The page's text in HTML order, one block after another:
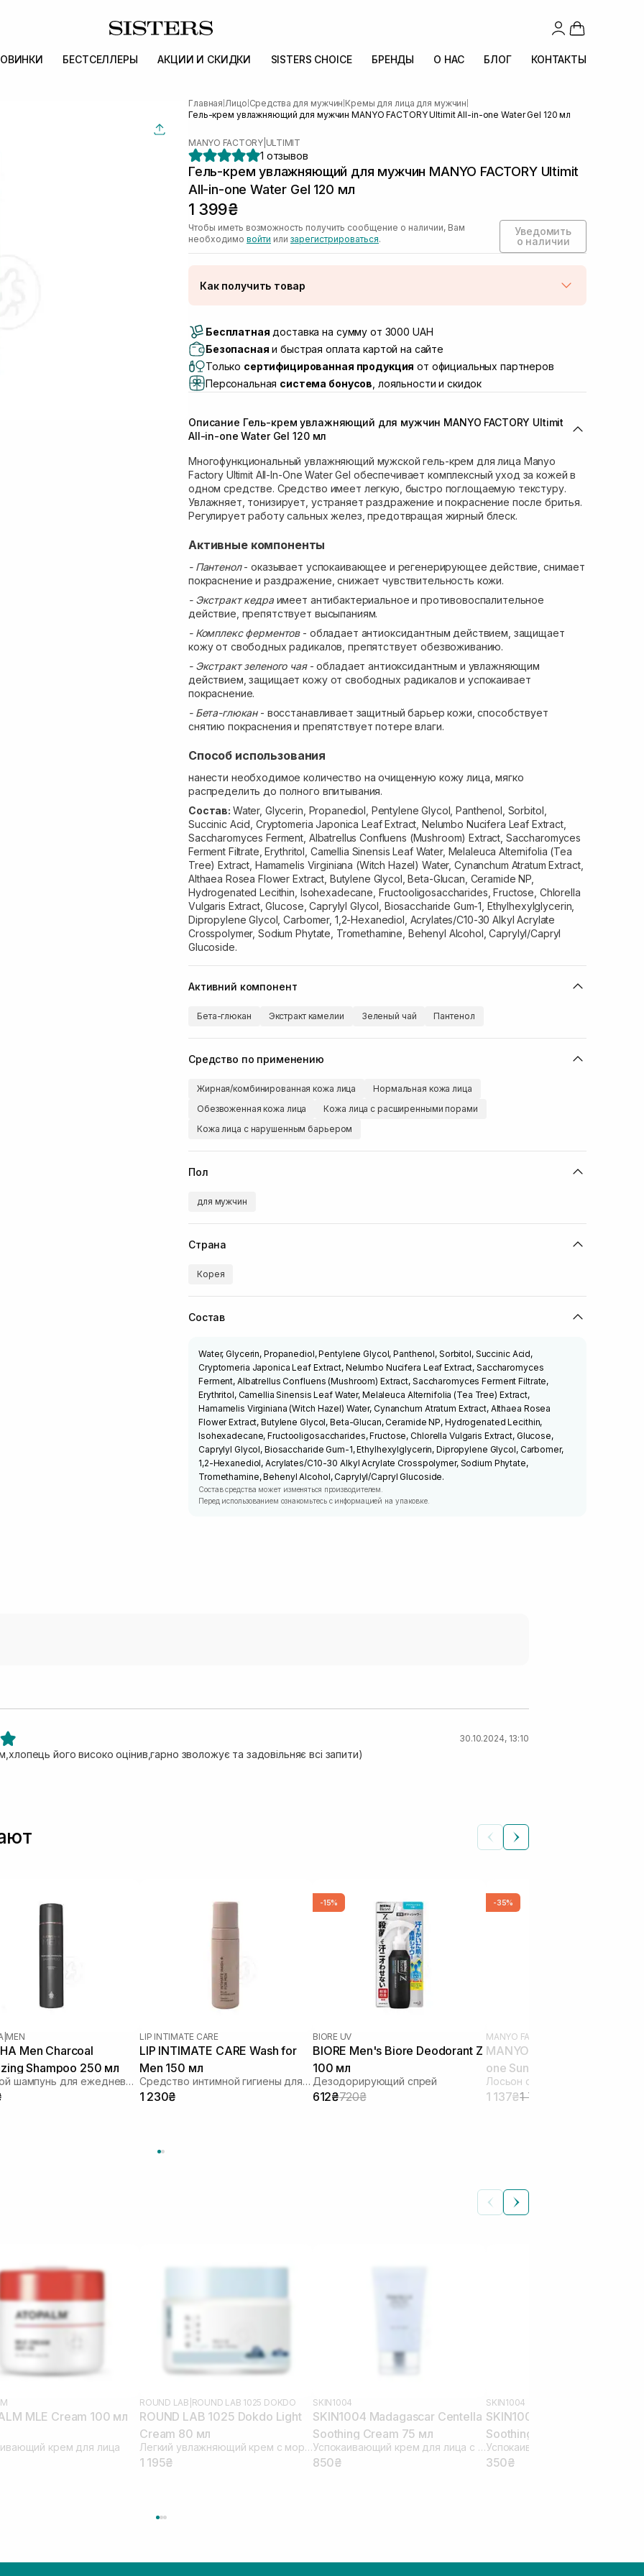
БЕСТСЕЛЛЕРЫ АКЦИИ И СКИДКИ SISTERS CHOICE БРЕНДЫ О НАС БЛОГ КОНТАКТЫ
Главная Лицо Средства для мужчин Кремы для лица для мужчин
Гель-крем увлажняющий для мужчин MANYO FACTORY Ultimit All-in-one Water Gel 120 мл
MANYO FACTORY| ULTIMIT
1 отзывов
Гель-крем увлажняющий для мужчин MANYO FACTORY Ultimit
All-in-one Water Gel 120 мл
1 399₴
Чтобы иметь возможность получить сообщение о наличии, Вам
необходимо войти или зарегистрироваться.
Уведомить
о наличии
Как получить товар
Самовывоз г. Луцк, Винниченка 4
Самовывоз г. Львов, ул. Академика Подстригача, 1В (Duck's
Самовывоз Львов (Ивана Франко 36) Нет в наличии!
Самовывоз г. Львов ул. Степана Бандеры 43 Нет в наличии!
Самовывоз г. Ровно, ул. Кулика и Гудачека 23 (ТЦ Экватор) Нет в наличии!
Бесплатная доставка на сумму от 3000 UAH
Безопасная и быстрая оплата картой на сайте
Только сертифицированная продукция от официальных партнеров
Персональная система бонусов , лояльности и скидок
Описание Гель-крем увлажняющий для мужчин MANYO FACTORY Ultimit
All-in-one Water Gel 120 мл
Многофункциональный увлажняющий мужской гель-крем для лица Manyo
Factory Ultimit All-In-One Water Gel обеспечивает комплексный уход за кожей в
одном средстве. Средство имеет легкую, быстро поглощаемую текстуру.
Увлажняет, тонизирует, устраняет раздражение и покраснение после бритья.
Регулирует работу сальных желез, предотвращая жирный блеск.
Активные компоненты
- Пантенол- оказывает успокаивающее и регенерирующее действие, снимает
покраснение и раздражение, снижает чувствительность кожи.
- Экстракт кедра имеет антибактериальное и противовоспалительное
действие, препятствует высыпаниям.
- Комплекс ферментов- обладает антиоксидантным действием, защищает
кожу от свободных радикалов, препятствует обезвоживанию.
- Экстракт зеленого чая - обладает антиоксидантным и увлажняющим
действием, защищает кожу от свободных радикалов и успокаивает
покраснение.
- Бета-глюкан- восстанавливает защитный барьер кожи, способствует
снятию покраснения и препятствует потере влаги.
Способ использования
нанести необходимое количество на очищенную кожу лица, мягко
распределить до полного впитывания.
Состав: Water, Glycerin, Propanediol, Pentylene Glycol, Panthenol, Sorbitol,
Succinic Acid, Cryptomeria Japonica Leaf Extract, Nelumbo Nucifera Leaf Extract,
Saccharomyces Ferment, Albatrellus Confluens (Mushroom) Extract, Saccharomyces
Ferment Filtrate, Erythritol, Camellia Sinensis Leaf Water, Melaleuca Alternifolia (Tea
Tree) Extract, Hamamelis Virginiana (Witch Hazel) Water, Cynanchum Atratum Extract,
Althaea Rosea Flower Extract, Butylene Glycol, Beta-Glucan, Ceramide NP,
Hydrogenated Lecithin, Isohexadecane, Fructooligosaccharides, Fructose, Chlorella
Vulgaris Extract, Glucose, Caprylyl Glycol, Biosaccharide Gum-1, Ethylhexylglycerin,
Dipropylene Glycol, Carbomer, 1,2-Hexanediol, Acrylates/C10-30 Alkyl Acrylate
Crosspolymer, Sodium Phytate, Tromethamine, Behenyl Alcohol, Caprylyl/Capryl
Glucoside.
Активний компонент
Бета-глюкан Экстракт камелии Зеленый чай Пантенол
Средство по применению
Жирная/комбинированная кожа лица
Нормальная кожа лица
Обезвоженная кожа лица
Кожа лица с расширенными порами
Кожа лица с нарушенным барьером
Пол
для мужчин
Страна
Корея
Состав
Water, Glycerin, Propanediol, Pentylene Glycol, Panthenol, Sorbitol, Succinic Acid,
Cryptomeria Japonica Leaf Extract, Nelumbo Nucifera Leaf Extract, Saccharomyces
Ferment, Albatrellus Confluens (Mushroom) Extract, Saccharomyces Ferment Filtrate,
Erythritol, Camellia Sinensis Leaf Water, Melaleuca Alternifolia (Tea Tree) Extract,
Hamamelis Virginiana (Witch Hazel) Water, Cynanchum Atratum Extract, Althaea Rosea
Flower Extract, Butylene Glycol, Beta-Glucan, Ceramide NP, Hydrogenated Lecithin,
Isohexadecane, Fructooligosaccharides, Fructose, Chlorella Vulgaris Extract, Glucose,
Caprylyl Glycol, Biosaccharide Gum-1, Ethylhexylglycerin, Dipropylene Glycol, Carbomer,
1,2-Hexanediol, Acrylates/C10-30 Alkyl Acrylate Crosspolymer, Sodium Phytate,
Tromethamine, Behenyl Alcohol, Caprylyl/Capryl Glucoside.
Состав средства может изменяться производителем.
Перед использованием ознакомьтесь с информацией на упаковке.
30.10.2024, 13:10
його високо оцінив,гарно зволожує та задовільняє всі запити)
| MEN
Men Charcoal
Shampoo 250 мл
Мужской шампунь для ежедневного использования
LIP INTIMATE CARE
LIP INTIMATE CARE Wash for
Men 150 мл
Средство интимной гигиены для мужчин
1 230₴
-15%
BIORE UV
BIORE Men's Biore Deodorant Z
100 мл
Дезодорирующий спрей
612₴720₴
-35%
MANYO FACTORY
MANYO FACTORY Ultimit
one Sun Lotion 100 мл
1 137₴1 749₴
MLE Cream 100 мл
крем для лица
ROUND LAB ROUND LAB 1025 DOKDO
ROUND LAB 1025 Dokdo Light
Cream 80 мл
Легкий увлажняющий крем с морской водой
1 195₴
SKIN1004
SKIN1004 Madagascar Centella
Soothing Cream 75 мл
Успокаивающий крем для лица с центеллой
850₴
SKIN1004
SKIN1004 Madagascar
Soothing Cream 30 мл
350₴